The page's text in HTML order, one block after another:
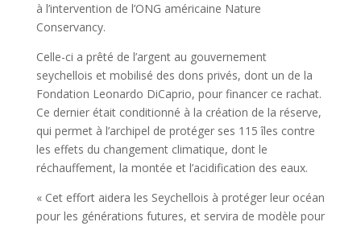
à l’intervention de l’ONG américaine Nature
Conservancy.
Celle-ci a prêté de l’argent au gouvernement
seychellois et mobilisé des dons privés, dont un de la
Fondation Leonardo DiCaprio, pour financer ce rachat.
Ce dernier était conditionné à la création de la réserve,
qui permet à l’archipel de protéger ses 115 îles contre
les effets du changement climatique, dont le
réchauffement, la montée et l’acidification des eaux.
« Cet effort aidera les Seychellois à protéger leur océan
pour les générations futures, et servira de modèle pour